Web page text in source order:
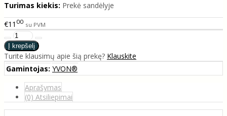
Turimas kiekis: Prekė sandėlyje
€11 00 su PVM
Turite klausimų apie šią prekę? Klauskite
Gamintojas: YVON®
Aprašymas
(0) Atsiliepimai